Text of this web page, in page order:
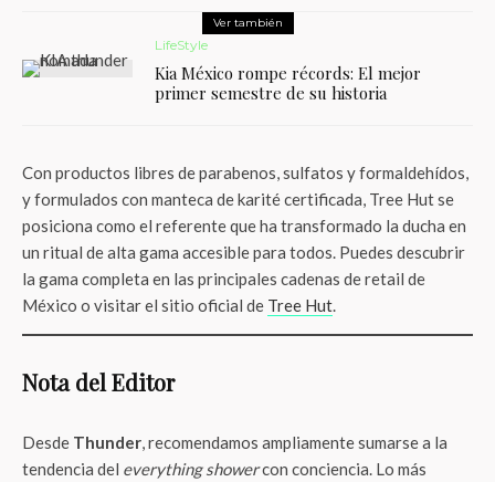
Ver también
LifeStyle
Kia México rompe récords: El mejor
primer semestre de su historia
Con productos libres de parabenos, sulfatos y formaldehídos,
y formulados con manteca de karité certificada, Tree Hut se
posiciona como el referente que ha transformado la ducha en
un ritual de alta gama accesible para todos. Puedes descubrir
la gama completa en las principales cadenas de retail de
México o visitar el sitio oficial de Tree Hut.
Nota del Editor
Desde Thunder, recomendamos ampliamente sumarse a la
tendencia del everything showercon conciencia. Lo más